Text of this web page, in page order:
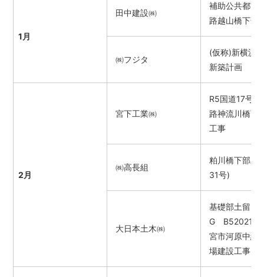
1月
田中建設㈱
補助公共都市
路越山橋下部
㈱フジタ
(仮称)新横浜
新築計画
2月
宮下工業㈱
R5国道17号本
路神流川橋下
工事
㈱高長組
粕川橋下部工(
31号)
大日本土木㈱
基礎部土留・
G B5202102
宮市河原中継
場建設工事